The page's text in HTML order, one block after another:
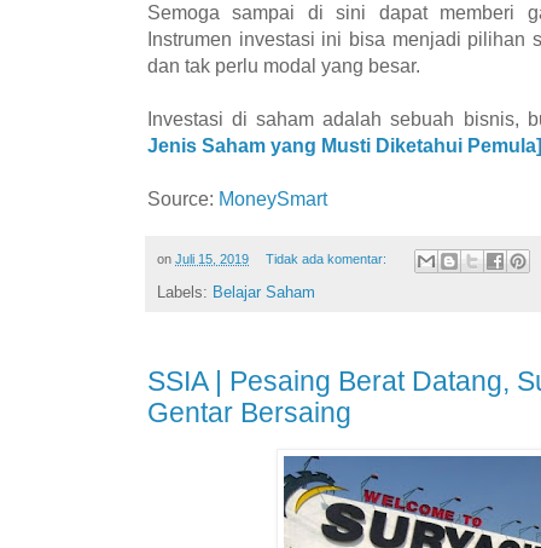
Semoga sampai di sini dapat memberi
Instrumen investasi ini bisa menjadi pilihan
dan tak perlu modal yang besar.
Investasi di saham adalah sebuah bisnis,
Jenis Saham yang Musti Diketahui Pemula]
Source: MoneySmart
on Juli 15, 2019 Tidak ada komentar:
Labels: Belajar Saham
SSIA | Pesaing Berat Datang,
Gentar Bersaing